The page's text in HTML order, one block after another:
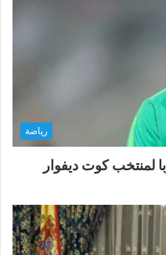
رياضة
لمنتخب كوت ديفوار